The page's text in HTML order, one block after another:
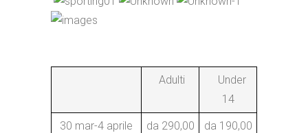
Adulti
Under
14
30 mar-4 aprile
da 290,00
da 190,00